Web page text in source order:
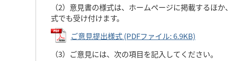
（2）意見書の様式は、ホームページに掲載するほ
式でも受け付けます。
ご意見提出様式 (PDFファイル: 6.9KB)
（3）ご意見には、次の項目を記入してください。